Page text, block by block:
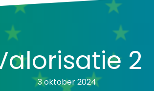
2
3 oktober 2024